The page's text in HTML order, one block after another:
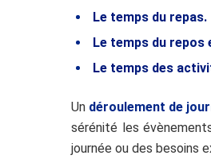
Le temps du repas.
Le temps du repos
Le temps des
Un déroulement de
sérénité les
journée ou des besoins